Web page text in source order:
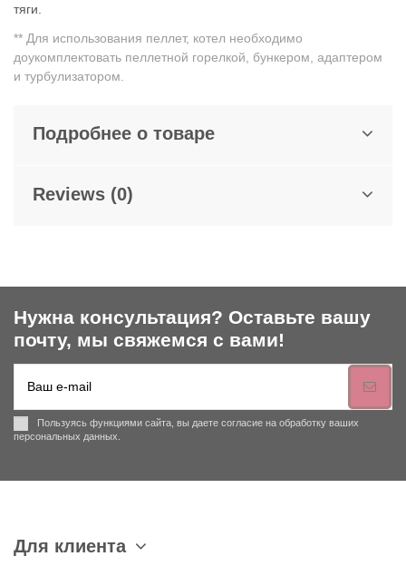
тяги.
** Для использования пеллет, котел необходимо
доукомплектовать пеллетной горелкой, бункером, адаптером
и турбулизатором.
Подробнее о товаре
Reviews (0)
Нужна консультация? Оставьте вашу
почту, мы свяжемся с вами!
Пользуясь функциями сайта, вы даете согласие на обработку ваших
персональных данных.
Для клиента